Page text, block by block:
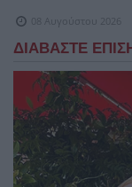
08 Αυγούστου 2026